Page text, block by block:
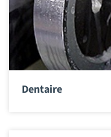
Dentaire